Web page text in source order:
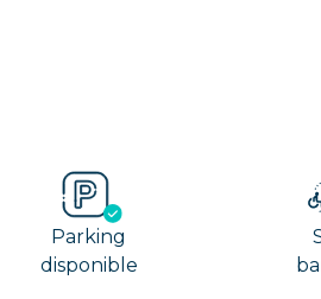
Parking
disponible